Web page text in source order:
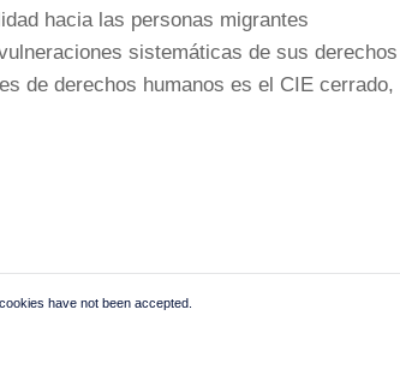
hacia las personas migrantes
sistemáticas de sus derechos
de derechos humanos es el CIE cerrado,
have not been accepted.